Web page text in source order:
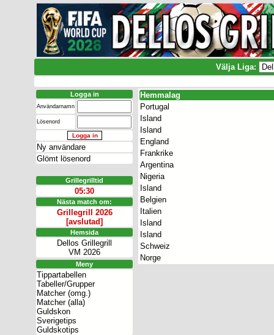
Välja Liga:
Logga in
Användarnamn
Lösenord
Ny användare
Glömt lösenord
Grillegrilltid
05:30
Nästa match om:
Grillegrill 2026
[avslutad]
Hemsida
Dellos Grillegrill
VM 2026
Meny
Tippartabellen
Tabeller/Grupper
Matcher (omg.)
Matcher (alla)
Guldskon
Sverigetips
Guldskotips
Hemmalag
Portugal
Island
Island
England
Frankrike
Argentina
Nigeria
Island
Belgien
Italien
Island
Island
Schweiz
Norge